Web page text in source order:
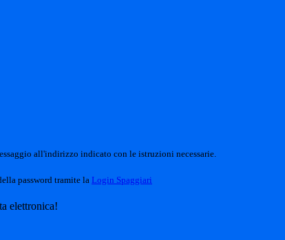
all'indirizzo indicato con le istruzioni necessarie.
password tramite la Login Spaggiari
elettronica!